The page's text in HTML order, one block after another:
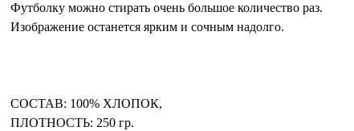
Футболку можно стирать очень большое количество раз.
Изображение останется ярким и сочным надолго.
СОСТАВ: 100% ХЛОПОК,
ПЛОТНОСТЬ: 250 гр.